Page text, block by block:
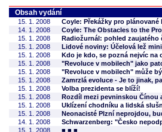
Obsah vydání
15. 1. 2008
Coyle: Překážky pro
14. 1. 2008
Coyle: The Obstacles to the
15. 1. 2008
Radiožurnál: pohled zaujatého
15. 1. 2008
Lidové noviny: Účelová lež
15. 1. 2008
Kdo je kdo, se pozná nejvíc na
15. 1. 2008
"Revoluce v mobilech" jako
15. 1. 2008
"Revoluce v mobilech" může
15. 1. 2008
Zamrzlá evoluce - Je to jinak,
15. 1. 2008
Volba prezidenta se blíží!
15. 1. 2008
Rozdíl mezi pevninskou Čínou
15. 1. 2008
Uklízení chodníku a lidská
15. 1. 2008
Neonacisté Plzní neprojdou,
14. 1. 2008
Schwarzenberg: "Česko
15. 1. 2008
■ ■ ■